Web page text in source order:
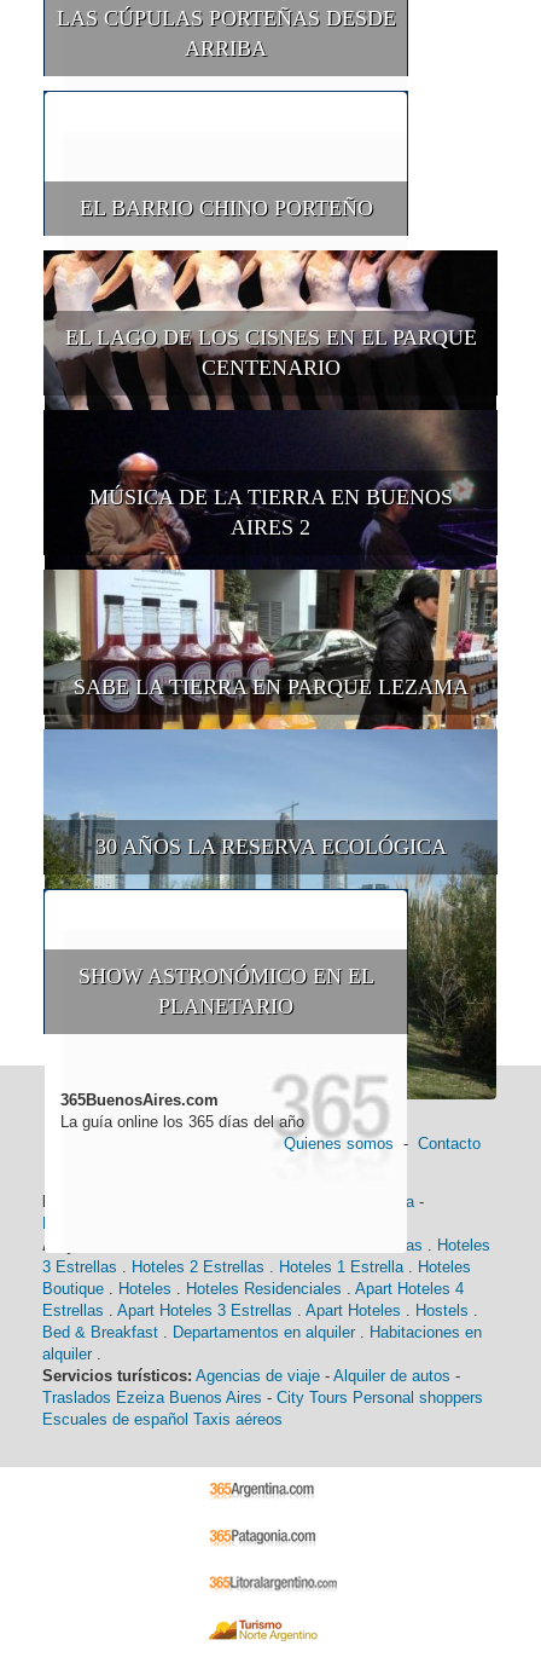
LAS CÚPULAS PORTEÑAS DESDE
ARRIBA
EL BARRIO CHINO PORTEÑO
EL LAGO DE LOS CISNES EN EL PARQUE
CENTENARIO
MÚSICA DE LA TIERRA EN BUENOS
AIRES 2
SABE LA TIERRA EN PARQUE LEZAMA
30 AÑOS LA RESERVA ECOLÓGICA
SHOW ASTRONÓMICO EN EL
PLANETARIO
365BuenosAires.com
La guía online los 365 días del año
Quienes somos - Contacto
Información general: Historia -
Distancias
Alojamiento:
Hoteles 4 Estrellas
Hoteles
3 Estrellas
Hoteles 2 Estrellas Hoteles 1 Estrella
Hoteles
Boutique
Hoteles Hoteles Residenciales
Apart Hoteles 4
Estrellas
Apart Hoteles 3 Estrellas Apart Hoteles Hostels
Bed & Breakfast
Departamentos en alquiler
Habitaciones en
alquiler
Servicios turísticos: Agencias de viaje - Alquiler de autos -
Traslados Ezeiza Buenos Aires - City Tours Personal shoppers
Escuales de español Taxis aéreos